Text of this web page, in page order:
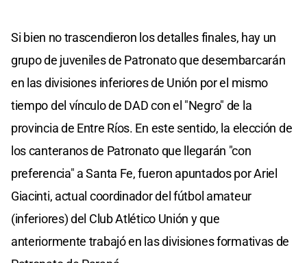
Si bien no trascendieron los detalles finales, hay un
grupo de juveniles de Patronato que desembarcarán
en las divisiones inferiores de Unión por el mismo
tiempo del vínculo de DAD con el "Negro" de la
provincia de Entre Ríos. En este sentido, la elección de
los canteranos de Patronato que llegarán "con
preferencia" a Santa Fe, fueron apuntados por Ariel
Giacinti, actual coordinador del fútbol amateur
(inferiores) del Club Atlético Unión y que
anteriormente trabajó en las divisiones formativas de